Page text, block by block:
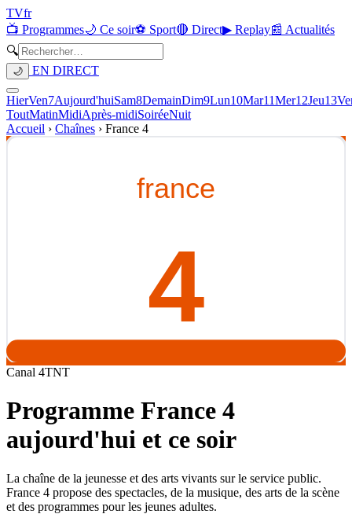
TVfr
📺 Programmes🌙 Ce soir⚽ Sport🔴 Direct▶ Replay📰 Actualités
🔍
🌙 EN DIRECT
HierVen7Aujourd'huiSam8DemainDim9Lun10Mar11Mer12Jeu13
ToutMatinMidiAprès-midiSoiréeNuit
Accueil › Chaînes › France 4
Canal 4TNT
Programme France 4
aujourd'hui et ce soir
La chaîne de la jeunesse et des arts vivants sur le service public.
France 4 propose des spectacles, de la musique, des arts de la scène
et des programmes pour les jeunes adultes.